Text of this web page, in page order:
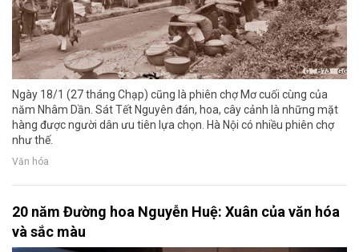
Ngày 18/1 (27 tháng Chạp) cũng là phiên chợ Mơ cuối cùng của
năm Nhâm Dần. Sát Tết Nguyên đán, hoa, cây cảnh là những mặt
hàng được người dân ưu tiên lựa chọn. Hà Nội có nhiều phiên chợ
như thế.
Văn hóa
20 năm Đường hoa Nguyễn Huệ: Xuân của văn hóa
và sắc màu